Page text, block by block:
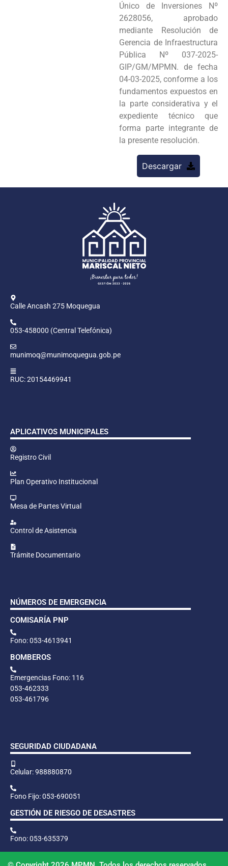
Único de Inversiones Nº
2628056, aprobado
mediante Resolución de
Gerencia de Infraestructura
Pública Nº 037-2025-
GIP/GM/MPMN. de fecha
04-03-2025, conforme a los
fundamentos expuestos en
la parte considerativa y el
expediente técnico que
forma parte integrante de
la presente resolución.
Descargar
Calle Ancash 275 Moquegua
053-458000 (Central Telefónica)
munimoq@munimoquegua.gob.pe
RUC: 20154469941
APLICATIVOS MUNICIPALES
Registro Civil
Plan Operativo Institucional
Mesa de Partes Virtual
Control de Asistencia
Trámite Documentario
NÚMEROS DE EMERGENCIA
COMISARÍA PNP
Fono: 053-4613941
BOMBEROS
Emergencias Fono: 116
053-462333
053-461796
SEGURIDAD CIUDADANA
Celular: 988880870
Fono Fijo: 053-690051
GESTIÓN DE RIESGO DE DESASTRES
Fono: 053-635379